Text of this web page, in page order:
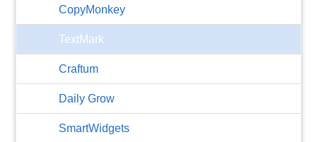
CopyMonkey
TextMark
Craftum
​Daily Grow
SmartWidgets